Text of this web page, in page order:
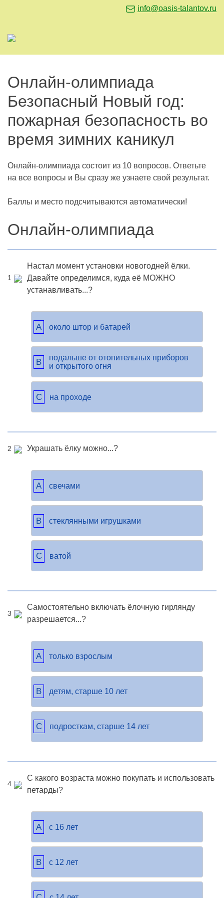
info@oasis-talantov.ru
Онлайн-олимпиада
Безопасный Новый год:
пожарная безопасность во
время зимних каникул
Онлайн-олимпиада состоит из 10 вопросов. Ответьте
на все вопросы и Вы сразу же узнаете свой результат.
Баллы и место подсчитываются автоматически!
Онлайн-олимпиада
1
Настал момент установки новогодней ёлки.
Давайте определимся, куда её МОЖНО
устанавливать...?
A около штор и батарей
B
подальше от отопительных приборов
и открытого огня
C на проходе
2 Украшать ёлку можно...?
A свечами
B стеклянными игрушками
C ватой
3
Самостоятельно включать ёлочную гирлянду
разрешается...?
A только взрослым
B детям, старше 10 лет
C подросткам, старше 14 лет
4
С какого возраста можно покупать и использовать
петарды?
A с 16 лет
B с 12 лет